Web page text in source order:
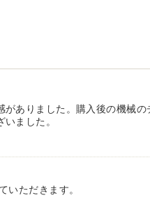
ありました。購入後の機械の
ました。
いただきます。